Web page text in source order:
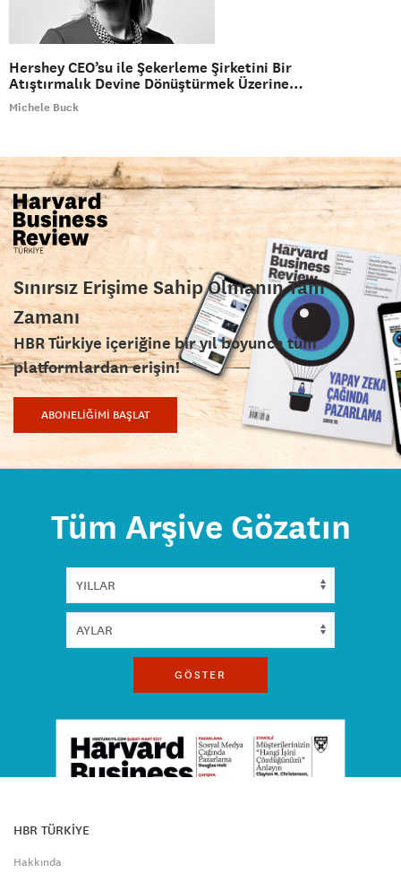
Hershey CEO’su ile Şekerleme Şirketini Bir
Atıştırmalık Devine Dönüştürmek Üzerine…
Michele Buck
Sınırsız Erişime Sahip Olmanın Tam
Zamanı
HBR Türkiye içeriğine bir yıl boyunca tüm
platformlardan erişin!
ABONELİĞİMİ BAŞLAT
Tüm Arşive Gözatın
GÖSTER
HBR TÜRKİYE
Hakkında